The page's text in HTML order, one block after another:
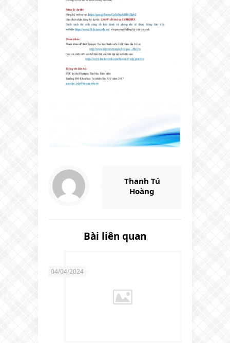
Thanh Tú
Hoàng
Bài liên quan
04/04/2024